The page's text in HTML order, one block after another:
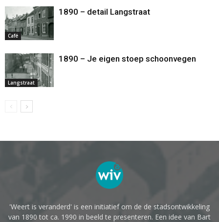
Café
1890 – detail Langstraat
Langstraat
1890 – Je eigen stoep schoonvegen
'Weert is veranderd' is een initiatief om de de stadsontwikkeling
van 1890 tot ca. 1990 in beeld te presenteren. Een idee van Bart